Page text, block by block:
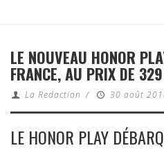
LE NOUVEAU HONOR
FRANCE, AU PRIX DE
La Redaction / 30 août
LE HONOR PLAY